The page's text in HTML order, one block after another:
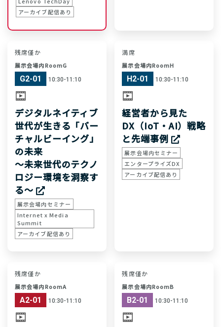
アーカイブ配信あり
残席僅か
展示会場内RoomG
G2-01 10:30-11:10
デジタルネイティブ
世代が生きる「バー
チャルビーイング」
の未来
〜未来世代のテクノ
ロジー環境を洞察す
る〜
展示会場内セミナー
Internet x Media
Summit
アーカイブ配信あり
満席
展示会場内RoomH
H2-01 10:30-11:10
経営者から見た
DX（IoT・AI）戦略
と先端事例
展示会場内セミナー
エンタープライズDX
アーカイブ配信あり
残席僅か
展示会場内RoomA
A2-01 10:30-11:10
残席僅か
展示会場内RoomB
B2-01 10:30-11:10